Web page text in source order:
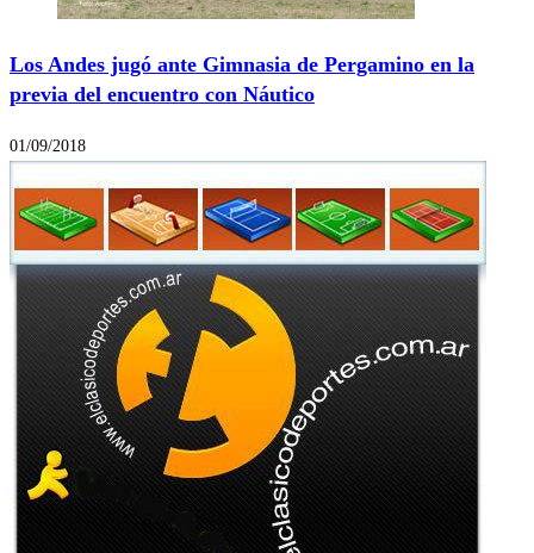
Los Andes jugó ante Gimnasia de Pergamino en la
previa del encuentro con Náutico
01/09/2018